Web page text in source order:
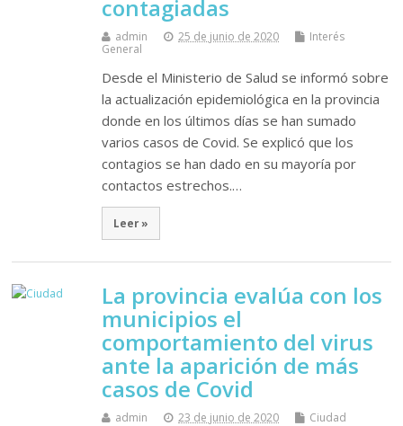
contagiadas
admin 25 de junio de 2020
Interés
General
Desde el Ministerio de Salud se informó sobre
la actualización epidemiológica en la provincia
donde en los últimos días se han sumado
varios casos de Covid. Se explicó que los
contagios se han dado en su mayoría por
contactos estrechos.…
Leer »
La provincia evalúa con los
municipios el
comportamiento del virus
ante la aparición de más
casos de Covid
admin 23 de junio de 2020 Ciudad